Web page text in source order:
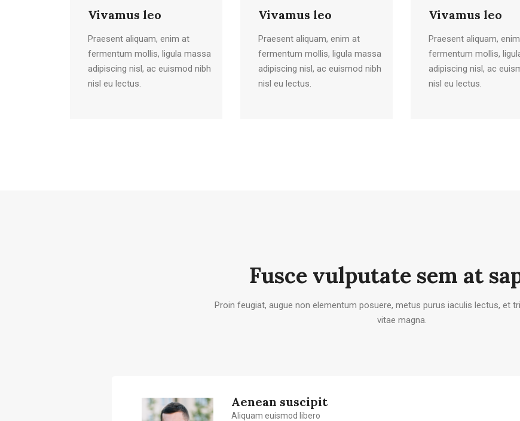
Vivamus leo
Praesent aliquam, enim at
fermentum mollis, ligula massa
adipiscing nisl, ac euismod nibh
nisl eu lectus.
Vivamus leo
Praesent aliquam, enim at
fermentum mollis, ligula massa
adipiscing nisl, ac euismod nibh
nisl eu lectus.
Vivamus leo
Praesent aliquam,
fermentum mollis,
adipiscing nisl, ac
nisl eu lectus.
Fusce vulputate sem at
Proin feugiat, augue non elementum posuere, metus purus iaculis lectus, et
vitae magna.
Aenean suscipit
Aliquam euismod libero